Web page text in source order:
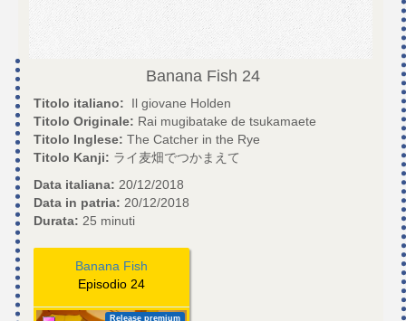
Banana Fish 24
Titolo italiano:
Il giovane Holden
Titolo Originale: Rai mugibatake de tsukamaete
Titolo Inglese: The Catcher in the Rye
Titolo Kanji: ライ麦畑でつかまえて
Data italiana: 20/12/2018
Data in patria: 20/12/2018
Durata: 25 minuti
Banana Fish
Episodio 24
Release premium